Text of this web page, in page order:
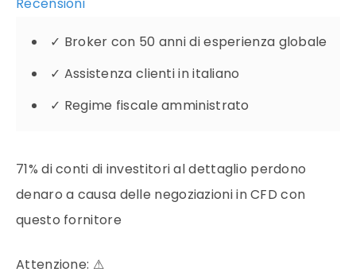
✓ Broker con 50 anni di esperienza globale
✓ Assistenza clienti in italiano
✓ Regime fiscale amministrato
71% di conti di investitori al dettaglio perdono
denaro a causa delle negoziazioni in CFD con
questo fornitore
Attenzione: ⚠